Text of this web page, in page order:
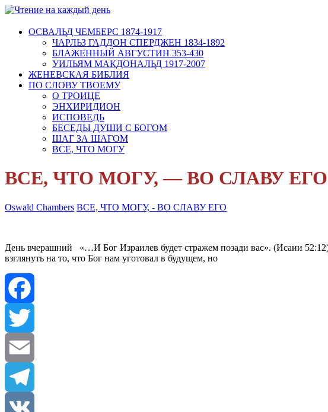
ОСВАЛЬД ЧЕМБЕРС 1874-1917
ЧАРЛЬЗ ГАДДОН СПЕРДЖЕН 1834-1892
БЛАЖЕННЫЙ АВГУСТИН 353-430
УИЛЬЯМ МАКДОНАЛЬД 1917-2007
ЖЕНЕВСКАЯ БИБЛИЯ
ПО СЛОВУ ТВОЕМУ
О ТРОИЦЕ
ЭНХИРИДИОН
ИСПОВЕДЬ
БЕСЕДЫ ДУШИ С БОГОМ
ШАГ ЗА ШАГОМ
ВСЕ, ЧТО МОГУ
ВСЕ, ЧТО МОГУ, — ВО СЛАВУ ЕГО
Oswald Chambers ВСЕ, ЧТО МОГУ, - ВО СЛАВУ ЕГО
День вчерашний «…И Бог Израилев будет стражем позади вас». (Исаии
взглянуть на то, что Бог нам уготовал в будущем, но
Facebook
Twitter
Email
Telegram